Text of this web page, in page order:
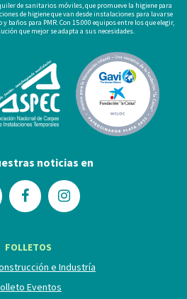
de sanitarios móviles, que promueve la higiene para
de higiene que van desde instalaciones para lavarse
baños para PMR. Con 15.000 equipos entre los que elegir,
que mejor se adapta a sus necesidades.
noticias en
FOLLETOS
e Industría
Eventos